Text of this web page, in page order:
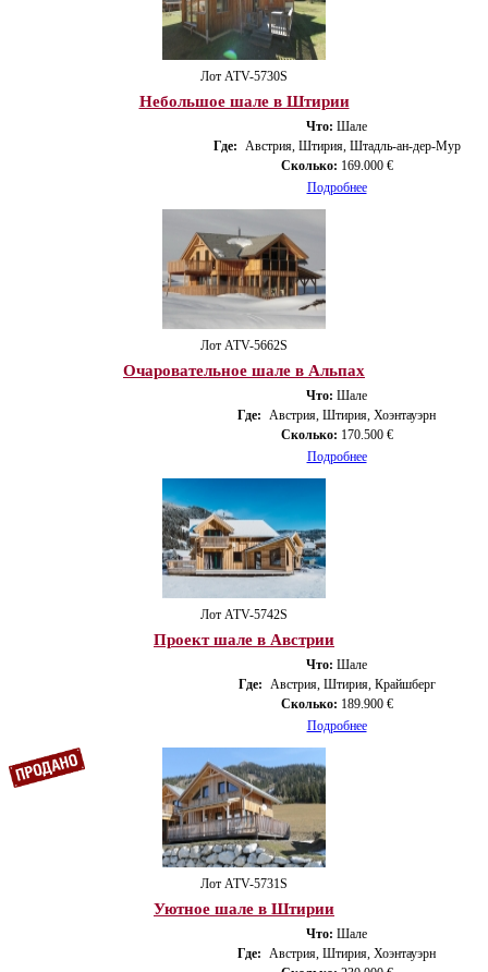
Лот ATV-5730S
Небольшое шале в Штирии
Что: Шале
Где: Австрия, Штирия, Штадль-ан-дер-Мур
Сколько: 169.000 €
Подробнее
Лот ATV-5662S
Очаровательное шале в Альпах
Что: Шале
Где: Австрия, Штирия, Хоэнтауэрн
Сколько: 170.500 €
Подробнее
Лот ATV-5742S
Проект шале в Австрии
Что: Шале
Где: Австрия, Штирия, Крайшберг
Сколько: 189.900 €
Подробнее
Лот ATV-5731S
Уютное шале в Штирии
Что: Шале
Где: Австрия, Штирия, Хоэнтауэрн